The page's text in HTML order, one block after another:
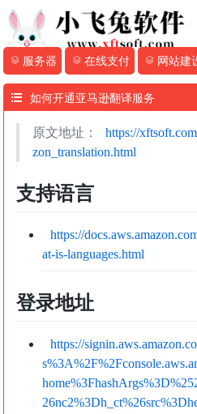
服务器 在线支付 网站建
如何开通亚马逊翻译服务
原文地址：
https://
zon_translation.html
支持语言
https://
at-is-languages.html
登录地址
https://